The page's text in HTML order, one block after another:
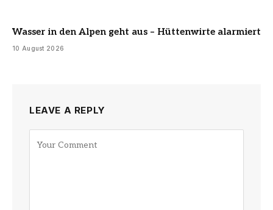
Wasser in den Alpen geht aus – Hüttenwirte alarmiert
10 August 2026
LEAVE A REPLY